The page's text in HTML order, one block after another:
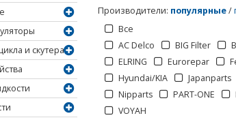
и скутера
Производители: популярные/
Все
AC Delco
BIG Filter
ELRING
Eurorepar
Hyundai/KIA
Japanparts
Nipparts
PART-ONE
VOYAH